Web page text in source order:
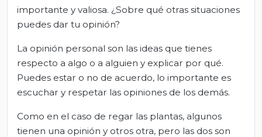
importante y valiosa. ¿Sobre qué otras situaciones
puedes dar tu opinión?
La opinión personal son las ideas que tienes
respecto a algo o a alguien y explicar por qué.
Puedes estar o no de acuerdo, lo importante es
escuchar y respetar las opiniones de los demás.
Como en el caso de regar las plantas, algunos
tienen una opinión y otros otra, pero las dos son